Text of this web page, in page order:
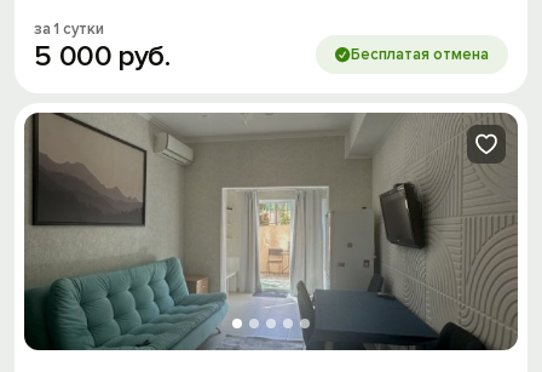
за 1 сутки
5 000 руб. Бесплатая отмена